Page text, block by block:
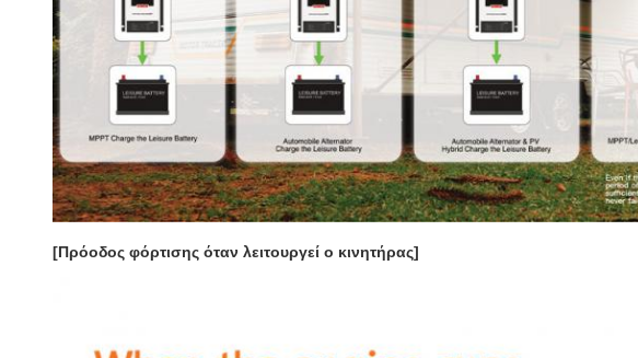
[Πρόοδος φόρτισης όταν λειτουργεί ο κινητήρας]